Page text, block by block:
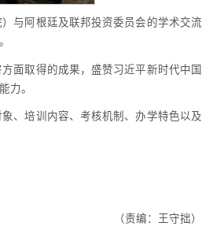
与阿根廷及联邦投资委员会的学术交流
面取得的成果，盛赞习近平新时代中国
力。
、培训内容、考核机制、办学特色以及
（责编：王守拙）